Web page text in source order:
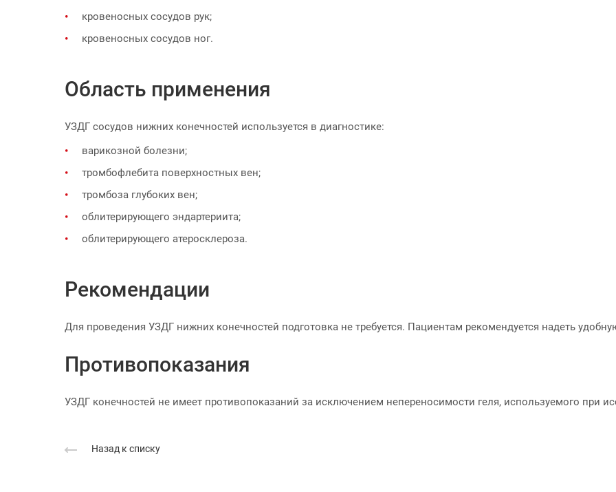
кровеносных сосудов рук;
кровеносных сосудов ног.
Область применения
УЗДГ сосудов нижних конечностей используется в диагностике:
варикозной болезни;
тромбофлебита поверхностных вен;
тромбоза глубоких вен;
облитерирующего эндартериита;
облитерирующего атеросклероза.
Рекомендации
Для проведения УЗДГ нижних конечностей подготовка не требуется. Пациентам рекомендуется надеть
Противопоказания
УЗДГ конечностей не имеет противопоказаний за исключением непереносимости геля, используемого при
Назад к списку